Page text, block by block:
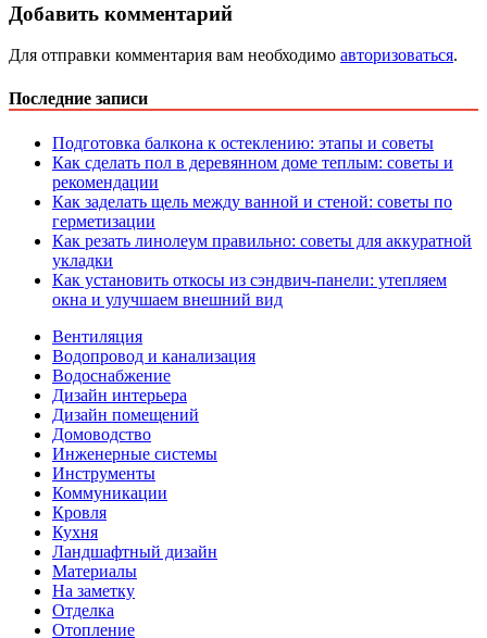
Добавить комментарий
Для отправки комментария вам необходимо авторизоваться.
Последние записи
Подготовка балкона к остеклению: этапы и советы
Как сделать пол в деревянном доме теплым: советы и
рекомендации
Как заделать щель между ванной и стеной: советы по
герметизации
Как резать линолеум правильно: советы для аккуратной
укладки
Как установить откосы из сэндвич-панели: утепляем
окна и улучшаем внешний вид
Вентиляция
Водопровод и канализация
Водоснабжение
Дизайн интерьера
Дизайн помещений
Домоводство
Инженерные системы
Инструменты
Коммуникации
Кровля
Кухня
Ландшафтный дизайн
Материалы
На заметку
Отделка
Отопление